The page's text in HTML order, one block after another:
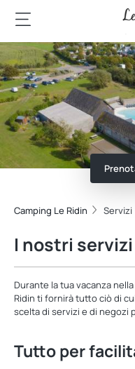
Camping Le Ridin Servizi
I nostri servizi
Durante la tua vacanza
Ridin ti fornirà tutto ciò di
scelta di servizi e di negozi
Tutto per